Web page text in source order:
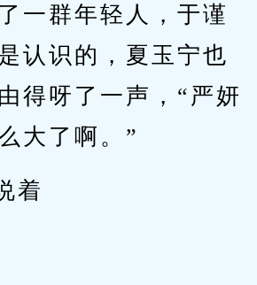
一群年轻人，于谨
认识的，夏玉宁也
得呀了一声，“严妍
大了啊。”
着